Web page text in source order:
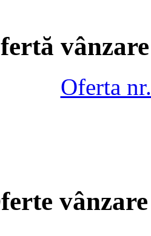
Oferta